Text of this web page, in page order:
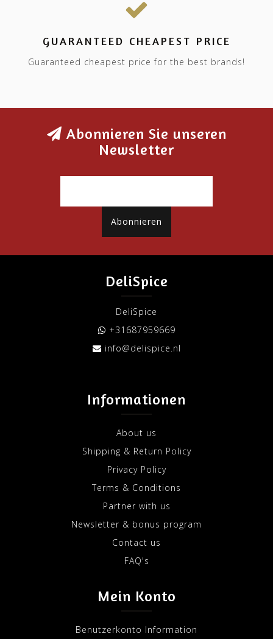
GUARANTEED CHEAPEST PRICE
Guaranteed cheapest price for the best brands!
Abonnieren Sie unseren
Newsletter
Abonnieren
DeliSpice
DeliSpice
+31687959669
info@delispice.nl
Informationen
About us
Shipping & Return Policy
Privacy Policy
Terms & Conditions
Partner with us
Newsletter & bonus program
Contact us
FAQ's
Mein Konto
Benutzerkonto Information